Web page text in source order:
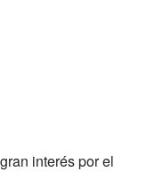
interés por el